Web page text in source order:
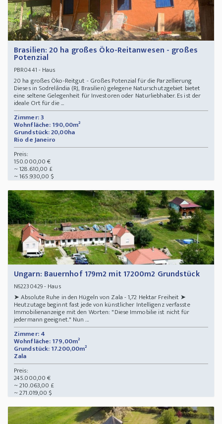
Brasilien: 20 ha großes Öko-Reitanwesen - großes
Potenzial
PBR0441 - Haus
20 ha großes Öko-Reitgut - Großes Potenzial für die Parzellierung
Dieses in Sodrelândia (RJ, Brasilien) gelegene Naturschutzgebiet bietet
eine seltene Gelegenheit für Investoren oder Naturliebhaber. Es ist der
ideale Ort für die ...
Zimmer: 3
Wohnfläche: 190,00m²
Grundstück: 20,00ha
Rio de Janeiro
Preis:
150.000,00 €
~ 128.610,00 £
~ 165.930,00 $
Ungarn: Bauernhof 179m2 mit 17200m2 Grundstück
N62230429- Haus
➤ Absolute Ruhe in den Hügeln von Zala - 1,72 Hektar Freiheit ➤
Heutzutage beginnt fast jede von künstlicher Intelligenz verfasste
Immobilienanzeige mit den Worten: "Diese Immobilie ist nicht für
jedermann geeignet." Nun ...
Zimmer: 4
Wohnfläche: 179,00m²
Grundstück: 17.200,00m²
Zala
Preis:
245.000,00 €
~ 210.063,00 £
~ 271.019,00 $